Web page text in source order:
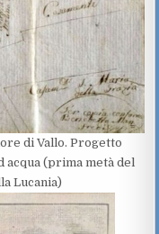
di Vallo. Progetto
acqua (prima metà del
Lucania)